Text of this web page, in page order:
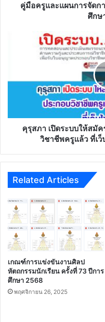
คู่มือครูและแผนการจัดก
ศึกษ
ใบ
อนุญาต
เว็บไซต์
สทศ.
สมัคร
ด่วน
คุรุสภา เปิดระบบให้สมั
วิชาชีพครูแล้ว ที่เ
Related Articles
เกณฑ์การแข่งขันงานศิลป
หัตถกรรมนักเรียน ครั้งที่ 73 ปีการ
ศึกษา 2568
พฤศจิกายน 26, 2025